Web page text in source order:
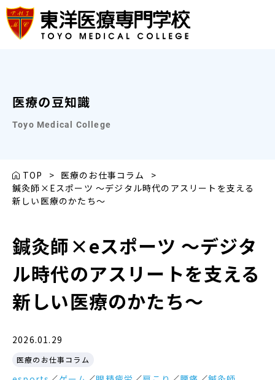
医療の豆知識
Toyo Medical College
TOP > 医療のお仕事コラム
>
鍼灸師×Eスポーツ 〜デジタル時代のアスリートを支える
新しい医療のかたち〜
鍼灸師×eスポーツ 〜デジタ
ル時代のアスリートを支える
新しい医療のかたち〜
2026.01.29
医療のお仕事コラム